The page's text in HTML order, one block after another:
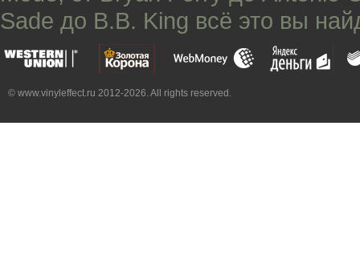
Sade до B.B. King всё это вы
© www.vinyleffect.ru 2012-2026. All rights reserved.